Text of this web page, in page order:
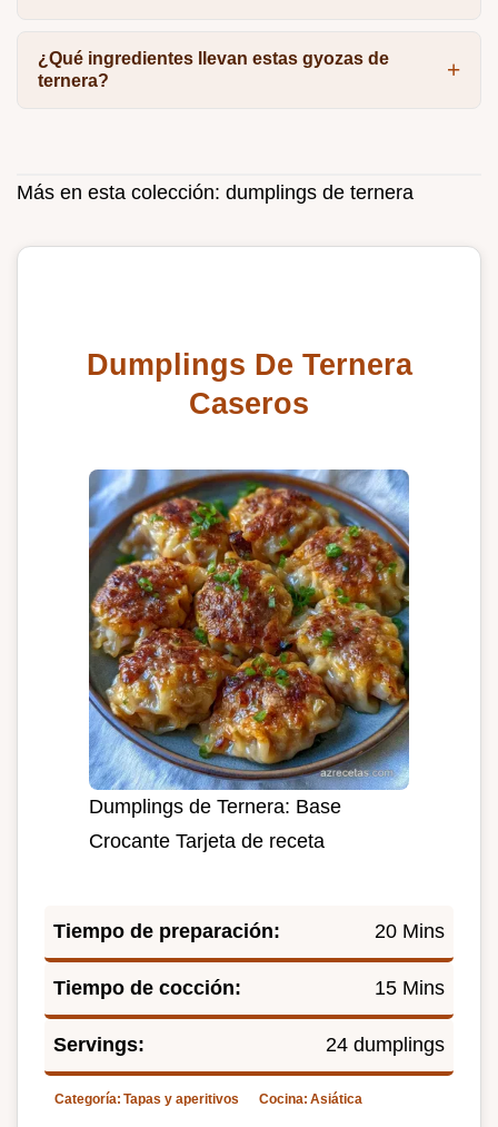
¿Qué ingredientes llevan estas gyozas de
ternera?
Más en esta colección: dumplings de ternera
Dumplings De Ternera
Caseros
Dumplings de Ternera: Base
Crocante Tarjeta de receta
Tiempo de preparación: 20 Mins
Tiempo de cocción: 15 Mins
Servings: 24 dumplings
Categoría: Tapas y aperitivos Cocina: Asiática